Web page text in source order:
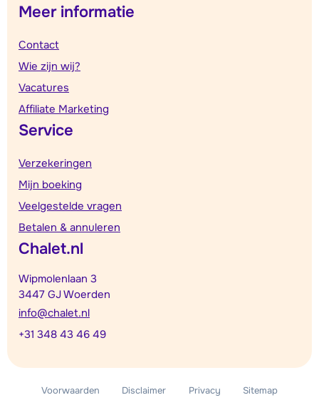
Meer informatie
Contact
Wie zijn wij?
Vacatures
Affiliate Marketing
Service
Verzekeringen
Mijn boeking
Veelgestelde vragen
Betalen & annuleren
Chalet.nl
Wipmolenlaan 3
3447 GJ Woerden
info@chalet.nl
+31 348 43 46 49
Voorwaarden Disclaimer Privacy Sitemap